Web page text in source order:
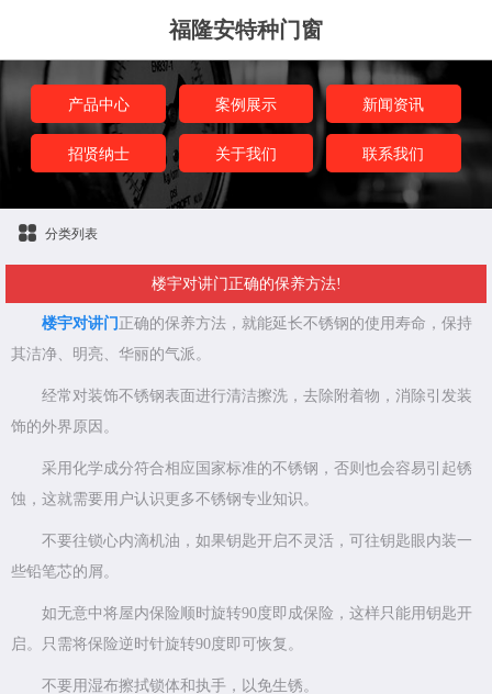
福隆安特种门窗
产品中心 案例展示 新闻资讯
招贤纳士 关于我们 联系我们
分类列表
楼宇对讲门正确的保养方法!
楼宇对讲门 正确的保养方法，就能延长不锈钢的使用寿命，保持
其洁净、明亮、华丽的气派。
经常对装饰不锈钢表面进行清洁擦洗，去除附着物，消除引发装
饰的外界原因。
采用化学成分符合相应国家标准的不锈钢，否则也会容易引起锈
蚀，这就需要用户认识更多不锈钢专业知识。
不要往锁心内滴机油，如果钥匙开启不灵活，可往钥匙眼内装一
些铅笔芯的屑。
如无意中将屋内保险顺时旋转90度即成保险，这样只能用钥匙开
启。只需将保险逆时针旋转90度即可恢复。
不要用湿布擦拭锁体和执手，以免生锈。